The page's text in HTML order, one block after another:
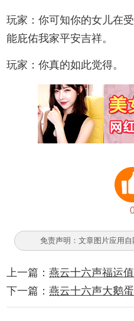
玩家：你可知你的女儿在
能庇佑我家平安吉祥。
玩家：你真的如此觉得。
免责声明：文章图片应用
上一篇：燕云十六声福运
下一篇：燕云十六声大鹅